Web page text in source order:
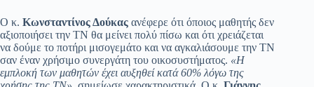
Ο κ. Κωνσταντίνος Δούκας ανέφερε ότι όποιος μαθητής δεν
αξιοποιήσει την ΤΝ θα μείνει πολύ πίσω και ότι χρειάζεται
να δούμε το ποτήρι μισογεμάτο και να αγκαλιάσουμε την ΤΝ
σαν έναν χρήσιμο συνεργάτη του οικοσυστήματος. «Η
εμπλοκή των μαθητών έχει αυξηθεί κατά 60% λόγω της